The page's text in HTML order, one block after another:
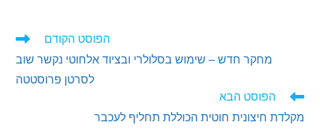
הפוסט הקודם
מחקר חדש – שימוש בסלולרי ובציוד אלחוטי נקשר שוב
לסרטן פרוסטטה
הפוסט הבא
חיצונית חוטית הכוללת תחליף לעכבר